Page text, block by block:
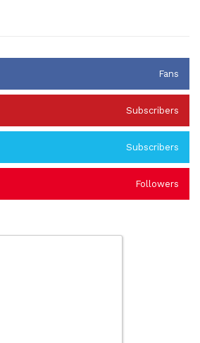
Fans
Subscribers
Subscribers
Followers